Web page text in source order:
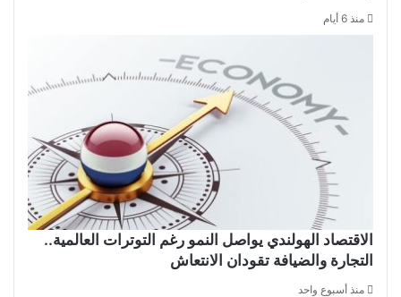
منذ 6 أيام
الاقتصاد الهولندي يواصل النمو رغم التوترات العالمية..
التجارة والضيافة تقودان الانتعاش
منذ أسبوع واحد